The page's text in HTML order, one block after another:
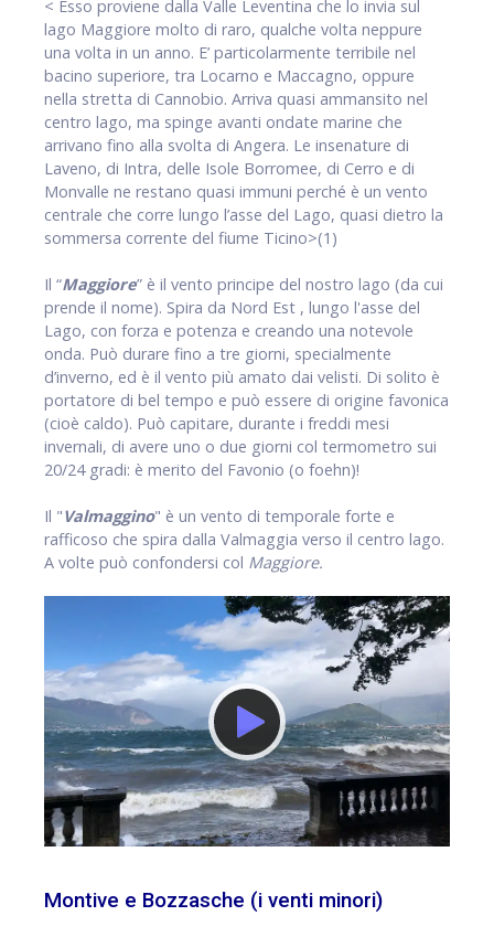
< Esso proviene dalla Valle Leventina che lo invia sul
lago Maggiore molto di raro, qualche volta neppure
una volta in un anno. E’ particolarmente terribile nel
bacino superiore, tra Locarno e Maccagno, oppure
nella stretta di Cannobio. Arriva quasi ammansito nel
centro lago, ma spinge avanti ondate marine che
arrivano fino alla svolta di Angera. Le insenature di
Laveno, di Intra, delle Isole Borromee, di Cerro e di
Monvalle ne restano quasi immuni perché è un vento
centrale che corre lungo l’asse del Lago, quasi dietro la
sommersa corrente del fiume Ticino>(1)
Il “Maggiore” è il vento principe del nostro lago (da cui
prende il nome). Spira da Nord Est , lungo l'asse del
Lago, con forza e potenza e creando una notevole
onda. Può durare fino a tre giorni, specialmente
d’inverno, ed è il vento più amato dai velisti. Di solito è
portatore di bel tempo e può essere di origine favonica
(cioè caldo). Può capitare, durante i freddi mesi
invernali, di avere uno o due giorni col termometro sui
20/24 gradi: è merito del Favonio (o foehn)!
Il "Valmaggino" è un vento di temporale forte e
rafficoso che spira dalla Valmaggia verso il centro lago.
A volte può confondersi col Maggiore.
Montive e Bozzasche (i venti minori)